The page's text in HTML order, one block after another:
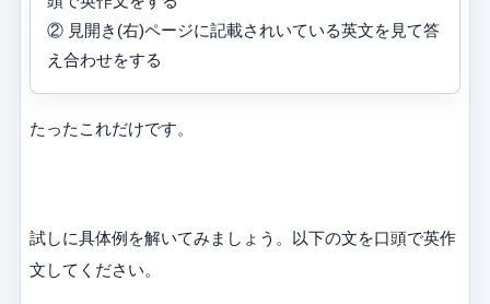
② 見開き(右)ページに記載されいている英文を見て答
え合わせをする
たったこれだけです。
試しに具体例を解いてみましょう。以下の文を口頭で英作
文してください。